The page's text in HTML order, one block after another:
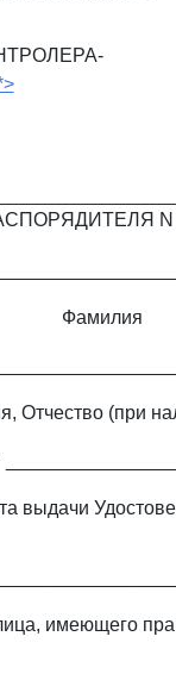
N
Фамилия
Отчество (при
________________
выдачи
имеющего